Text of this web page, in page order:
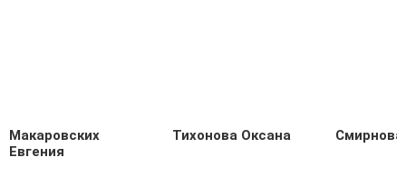
Макаровских
Евгения
Тихонова Оксана